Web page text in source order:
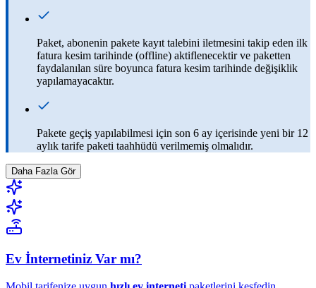
Paket, abonenin pakete kayıt talebini iletmesini takip eden ilk
fatura kesim tarihinde (offline) aktiflenecektir ve paketten
faydalanılan süre boyunca fatura kesim tarihinde değişiklik
yapılamayacaktır.
Pakete geçiş yapılabilmesi için son 6 ay içerisinde yeni bir 12
aylık tarife paketi taahhüdü verilmemiş olmalıdır.
Daha Fazla Gör
Ev İnternetiniz Var mı?